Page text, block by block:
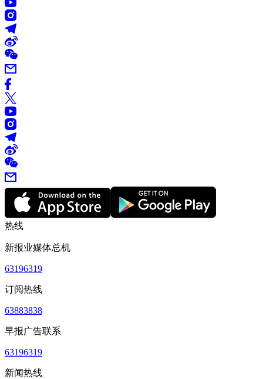
热线
新报业媒体总机
63196319
订阅热线
63883838
早报广告联系
63196319
新闻热线